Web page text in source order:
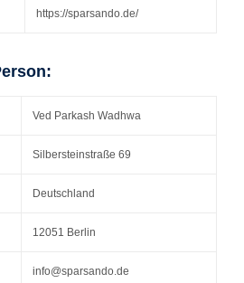
https://sparsando.de/
Ved Parkash Wadhwa
Silbersteinstraße 69
Deutschland
12051 Berlin
info@sparsando.de